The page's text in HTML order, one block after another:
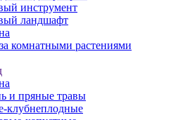
инструмент
ландшафт
комнатными растениями
и пряные травы
клубнеплодные